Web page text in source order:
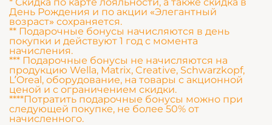
День Рождения и по акции «Элегантный
возраст» сохраняется.
** Подарочные бонусы начисляются в день
покупки и действуют 1 год с момента
начисления.
*** Подарочные бонусы не начисляются на
продукцию Wella, Matrix, Creative, Schwarzkopf,
L’Oreal, оборудование, на товары с акционной
ценой и с ограничением скидки.
****Потратить подарочные бонусы можно при
следующей покупке, не более 50% от
начисленного.